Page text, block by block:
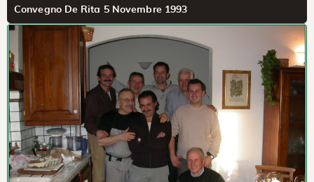
Convegno De Rita 5 Novembre 1993